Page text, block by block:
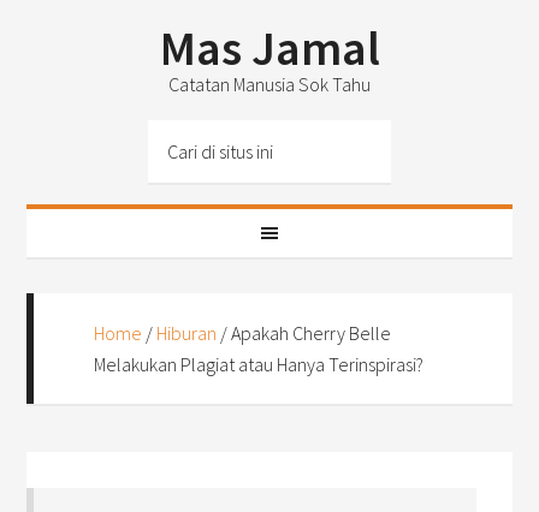
Mas Jamal
Catatan Manusia Sok Tahu
Home / Hiburan /Apakah Cherry Belle
Melakukan Plagiat atau Hanya Terinspirasi?